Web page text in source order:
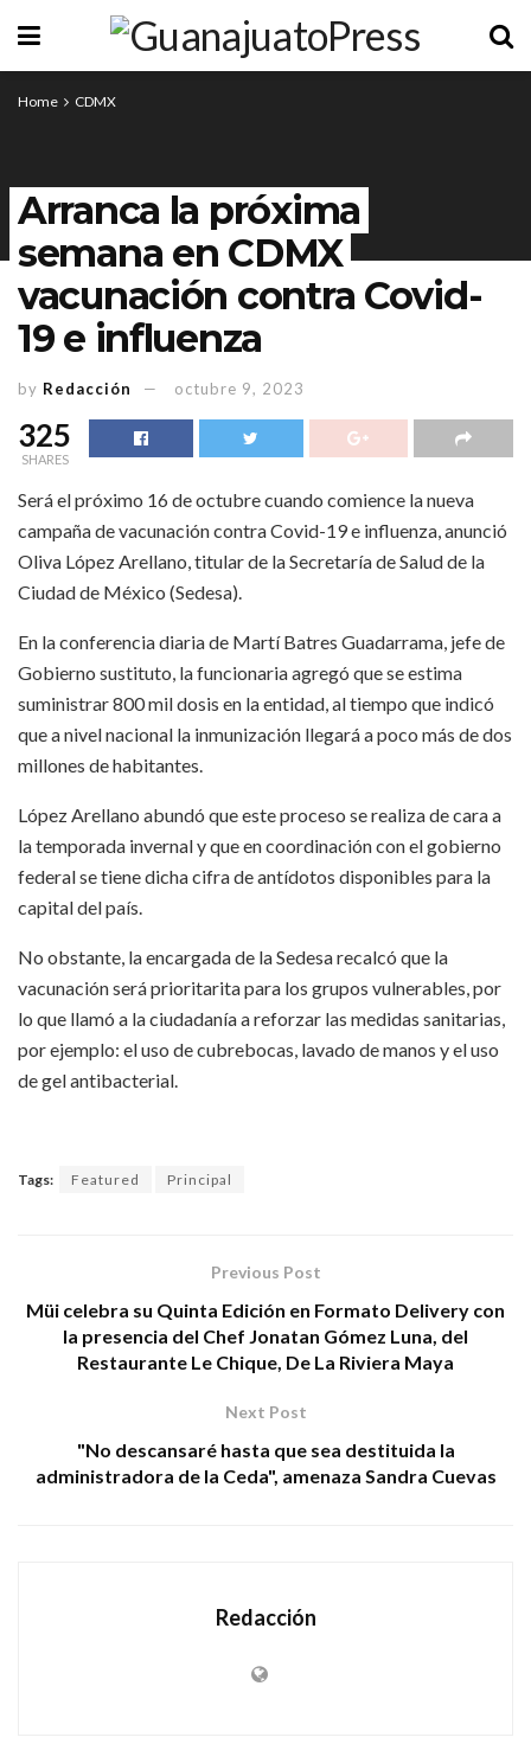
Home CDMX
Arranca la próxima
semana en CDMX
vacunación contra Covid-
19 e influenza
by Redacción octubre 9, 2023
325
SHARES
Será el próximo 16 de octubre cuando comience la nueva
campaña de vacunación contra Covid-19 e influenza, anunció
Oliva López Arellano, titular de la Secretaría de Salud de la
Ciudad de México (Sedesa).
En la conferencia diaria de Martí Batres Guadarrama, jefe de
Gobierno sustituto, la funcionaria agregó que se estima
suministrar 800 mil dosis en la entidad, al tiempo que indicó
que a nivel nacional la inmunización llegará a poco más de dos
millones de habitantes.
López Arellano abundó que este proceso se realiza de cara a
la temporada invernal y que en coordinación con el gobierno
federal se tiene dicha cifra de antídotos disponibles para la
capital del país.
No obstante, la encargada de la Sedesa recalcó que la
vacunación será prioritarita para los grupos vulnerables, por
lo que llamó a la ciudadanía a reforzar las medidas sanitarias,
por ejemplo: el uso de cubrebocas, lavado de manos y el uso
de gel antibacterial.
Tags: Featured Principal
Previous Post
Müi celebra su Quinta Edición en Formato Delivery con
la presencia del Chef Jonatan Gómez Luna, del
Restaurante Le Chique, De La Riviera Maya
Next Post
"No descansaré hasta que sea destituida la
administradora de la Ceda", amenaza Sandra Cuevas
Redacción